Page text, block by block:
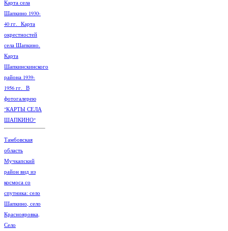
Карта села
Шапкино 1930-
40 гг. Карта
окрестностей
села Шапкино.
Карта
Шапкинскинского
района 1939-
1956 гг. В
фотогалерею
"КАРТЫ СЕЛА
ШАПКИНО"
Тамбовская
область
Мучкапский
район вид из
космоса со
спутника: село
Шапкино, село
Краснояровка,
Село